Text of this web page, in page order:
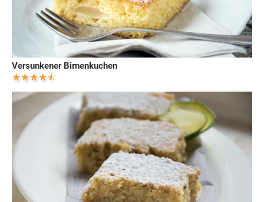
Versunkener Birnenkuchen